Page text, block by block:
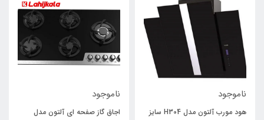
ناموجود
هود مورب آلتون مدل H304 سایز
ناموجود
اجاق گاز صفحه ای آلتون مدل